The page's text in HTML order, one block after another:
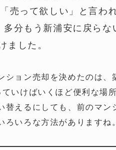
売って欲しい」と言わ
分もう新浦安に戻ら
ました。
ョン売却を決めたのは、
いけばいくほど便利な場
替えるにしても、前のマン
ろいろな方法がありますね